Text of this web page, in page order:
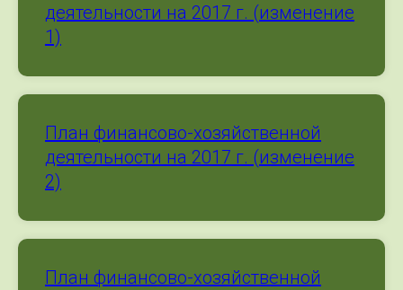
деятельности на 2017 г. (изменение
1)
План финансово-хозяйственной
деятельности на 2017 г. (изменение
2)
План финансово-хозяйственной